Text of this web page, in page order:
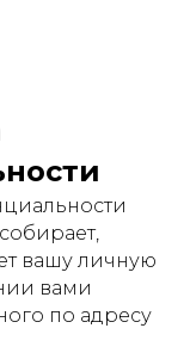
вашу личную
вами
по адресу